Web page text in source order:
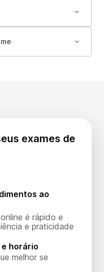
exames de
ao
é rápido e
e praticidade
e horário
melhor se